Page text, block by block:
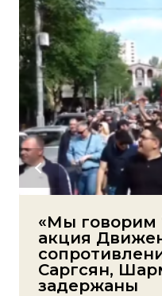
«Мы говорим
акция
Саргсян,
задержаны